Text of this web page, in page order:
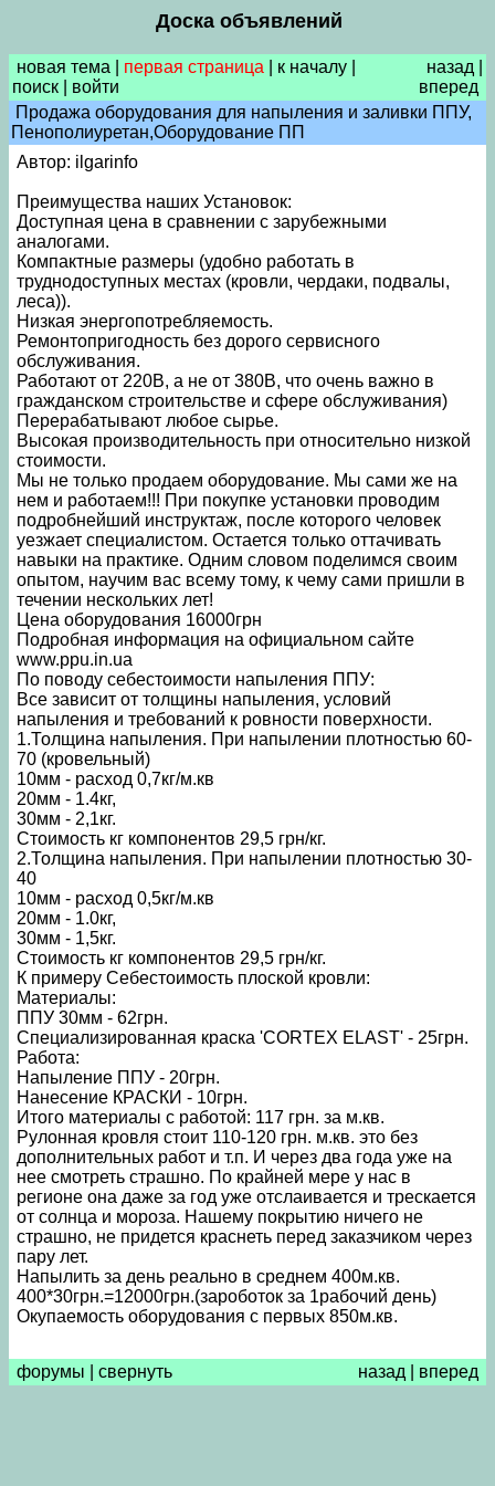
Доска объявлений
новая тема первая страница к началу
поиск
войти
назад
вперед
Продажа оборудования для напыления и заливки ППУ,
Пенополиуретан,Оборудование ПП
Автор: ilgarinfo
Преимущества наших Установок:
Доступная цена в сравнении с зарубежными
аналогами.
Компактные размеры (удобно работать в
труднодоступных местах (кровли, чердаки, подвалы,
леса)).
Низкая энергопотребляемость.
Ремонтопригодность без дорого сервисного
обслуживания.
Работают от 220В, а не от 380В, что очень важно в
гражданском строительстве и сфере обслуживания)
Перерабатывают любое сырье.
Высокая производительность при относительно низкой
стоимости.
Мы не только продаем оборудование. Мы сами же на
нем и работаем!!! При покупке установки проводим
подробнейший инструктаж, после которого человек
уезжает специалистом. Остается только оттачивать
навыки на практике. Одним словом поделимся своим
опытом, научим вас всему тому, к чему сами пришли в
течении нескольких лет!
Цена оборудования 16000грн
Подробная информация на официальном сайте
www.ppu.in.ua
По поводу себестоимости напыления ППУ:
Все зависит от толщины напыления, условий
напыления и требований к ровности поверхности.
1.Толщина напыления. При напылении плотностью 60-
70 (кровельный)
10мм - расход 0,7кг/м.кв
20мм - 1.4кг,
30мм - 2,1кг.
Стоимость кг компонентов 29,5 грн/кг.
2.Толщина напыления. При напылении плотностью 30-
40
10мм - расход 0,5кг/м.кв
20мм - 1.0кг,
30мм - 1,5кг.
Стоимость кг компонентов 29,5 грн/кг.
К примеру Себестоимость плоской кровли:
Материалы:
ППУ 30мм - 62грн.
Специализированная краска 'CORTEX ELAST' - 25грн.
Работа:
Напыление ППУ - 20грн.
Нанесение КРАСКИ - 10грн.
Итого материалы с работой: 117 грн. за м.кв.
Рулонная кровля стоит 110-120 грн. м.кв. это без
дополнительных работ и т.п. И через два года уже на
нее смотреть страшно. По крайней мере у нас в
регионе она даже за год уже отслаивается и трескается
от солнца и мороза. Нашему покрытию ничего не
страшно, не придется краснеть перед заказчиком через
пару лет.
Напылить за день реально в среднем 400м.кв.
400*30грн.=12000грн.(зароботок за 1рабочий день)
Окупаемость оборудования с первых 850м.кв.
форумы свернуть назад вперед